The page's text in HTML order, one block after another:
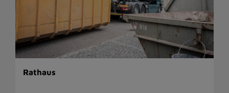
Rathaus